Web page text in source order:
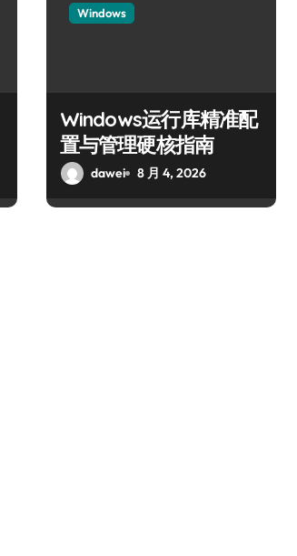
Windows
Windows运行库精准配
置与管理硬核指南
dawei 8 月 4, 2026